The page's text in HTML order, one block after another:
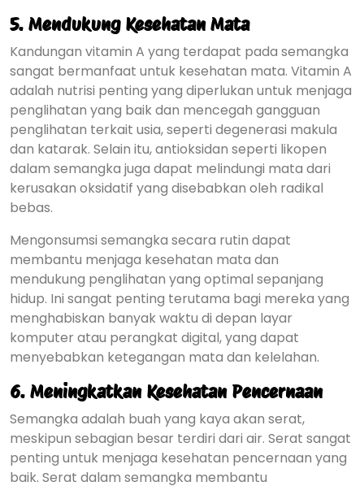
5. Mendukung Kesehatan Mata
Kandungan vitamin A yang terdapat pada semangka
sangat bermanfaat untuk kesehatan mata. Vitamin A
adalah nutrisi penting yang diperlukan untuk menjaga
penglihatan yang baik dan mencegah gangguan
penglihatan terkait usia, seperti degenerasi makula
dan katarak. Selain itu, antioksidan seperti likopen
dalam semangka juga dapat melindungi mata dari
kerusakan oksidatif yang disebabkan oleh radikal
bebas.
Mengonsumsi semangka secara rutin dapat
membantu menjaga kesehatan mata dan
mendukung penglihatan yang optimal sepanjang
hidup. Ini sangat penting terutama bagi mereka yang
menghabiskan banyak waktu di depan layar
komputer atau perangkat digital, yang dapat
menyebabkan ketegangan mata dan kelelahan.
6. Meningkatkan Kesehatan Pencernaan
Semangka adalah buah yang kaya akan serat,
meskipun sebagian besar terdiri dari air. Serat sangat
penting untuk menjaga kesehatan pencernaan yang
baik. Serat dalam semangka membantu